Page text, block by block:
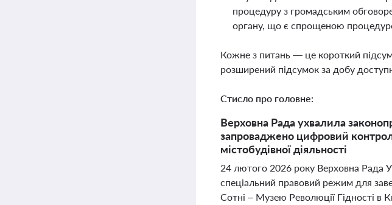
процедуру з громадським
органу, що є спрощеною
Кожне з питань — це короткий
розширений підсумок за добу
Стисло про головне:
Верховна Рада ухвалила
запроваджено цифровий
містобудівної діяльності
24 лютого 2026 року Верховна Рада
спеціальний правовий режим для
Сотні – Музею Революції Гідності в